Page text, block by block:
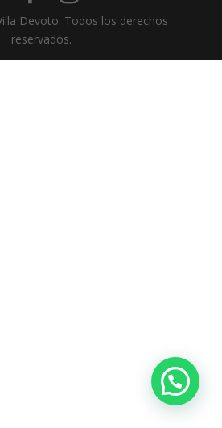
Devoto. Todos los derechos
reservados.